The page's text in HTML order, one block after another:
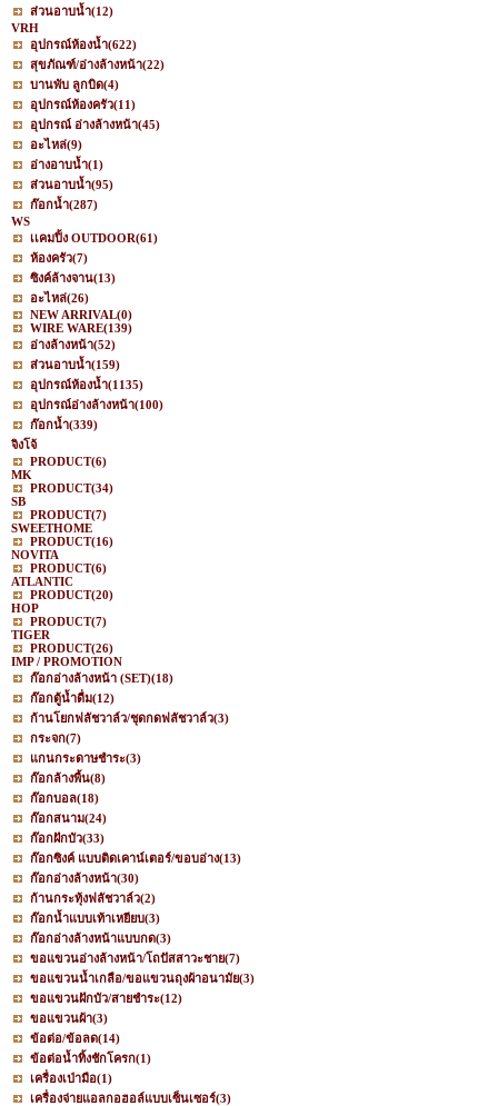
ส่วนอาบน้ำ(12)
VRH
อุปกรณ์ห้องน้ำ(622)
สุขภัณฑ์/อ่างล้างหน้า(22)
บานพับ ลูกบิด(4)
อุปกรณ์ห้องครัว(11)
อุปกรณ์ อ่างล้างหน้า(45)
อะไหล่(9)
อ่างอาบน้ำ(1)
ส่วนอาบน้ำ(95)
ก๊อกน้ำ(287)
WS
เเคมปิ้ง OUTDOOR(61)
ห้องครัว(7)
ซิงค์ล้างจาน(13)
อะไหล่(26)
NEW ARRIVAL(0)
WIRE WARE(139)
อ่างล้างหน้า(52)
ส่วนอาบน้ำ(159)
อุปกรณ์ห้องน้ำ(1135)
อุปกรณ์อ่างล้างหน้า(100)
ก๊อกน้ำ(339)
จิงโจ้
PRODUCT(6)
MK
PRODUCT(34)
SB
PRODUCT(7)
SWEETHOME
PRODUCT(16)
NOVITA
PRODUCT(6)
ATLANTIC
PRODUCT(20)
HOP
PRODUCT(7)
TIGER
PRODUCT(26)
IMP / PROMOTION
ก๊อกอ่างล้างหน้า (SET)(18)
ก๊อกตู้น้ำดื่ม(12)
ก้านโยกฟลัชวาล์ว/ชุดกดฟลัชวาล์ว(3)
กระจก(7)
แกนกระดาษชำระ(3)
ก๊อกล้างพื้น(8)
ก๊อกบอล(18)
ก๊อกสนาม(24)
ก๊อกฝักบัว(33)
ก๊อกซิงค์ แบบติดเคาน์เตอร์/ขอบอ่าง(13)
ก๊อกอ่างล้างหน้า(30)
ก้านกระทุ้งฟลัชวาล์ว(2)
ก๊อกน้ำแบบเท้าเหยียบ(3)
ก๊อกอ่างล้างหน้าแบบกด(3)
ขอแขวนอ่างล้างหน้า/โถปัสสาวะชาย(7)
ขอแขวนน้ำเกลือ/ขอแขวนถุงผ้าอนามัย(3)
ขอแขวนฝักบัว/สายชำระ(12)
ขอแขวนผ้า(3)
ข้อต่อ/ข้อลด(14)
ข้อต่อน้ำทิ้งชักโครก(1)
เครื่องเป่ามือ(1)
เครื่องจ่ายแอลกอฮอล์แบบเซ็นเซอร์(3)